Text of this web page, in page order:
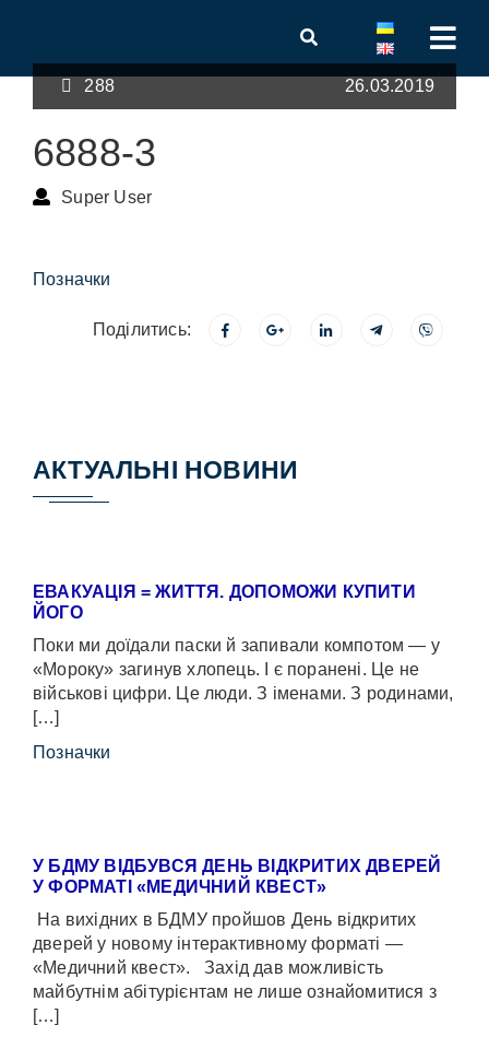
288 26.03.2019
6888-3
Super User
Позначки
Поділитись:
АКТУАЛЬНІ НОВИНИ
ЕВАКУАЦІЯ = ЖИТТЯ. ДОПОМОЖИ КУПИТИ
ЙОГО
Поки ми доїдали паски й запивали компотом — у
«Мороку» загинув хлопець. І є поранені. Це не
військові цифри. Це люди. З іменами. З родинами,
[…]
Позначки
У БДМУ ВІДБУВСЯ ДЕНЬ ВІДКРИТИХ ДВЕРЕЙ
У ФОРМАТІ «МЕДИЧНИЙ КВЕСТ»
На вихідних в БДМУ пройшов День відкритих
дверей у новому інтерактивному форматі —
«Медичний квест». Захід дав можливість
майбутнім абітурієнтам не лише ознайомитися з
[…]